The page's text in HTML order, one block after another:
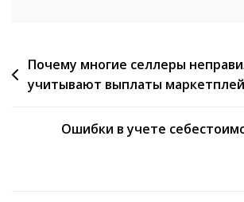
Почему многие селлеры
учитывают выплаты
Ошибки в учете